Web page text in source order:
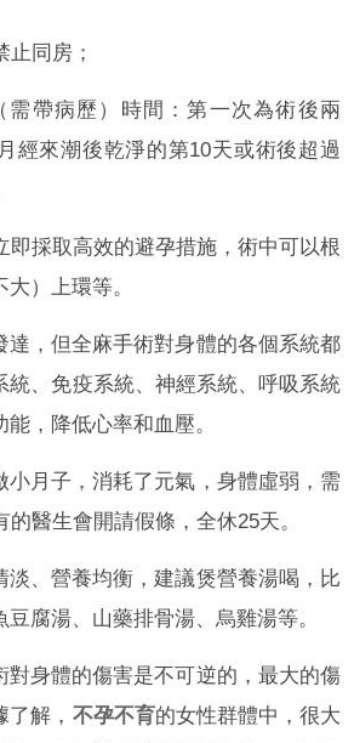
止同房；
需帶病歷）時間：第一次為術後兩
經來潮後乾淨的第10天或術後超過
即採取高效的避孕措施，術中可以根
）上環等。
達，但全麻手術對身體的各個系統都
統、免疫系統、神經系統、呼吸系統
，降低心率和血壓。
小月子，消耗了元氣，身體虛弱，需
醫生會開請假條，全休25天。
淡、營養均衡，建議煲營養湯喝，比
腐湯、山藥排骨湯、烏雞湯等。
對身體的傷害是不可逆的，最大的傷
解， 不孕不育的女性群體中，很大